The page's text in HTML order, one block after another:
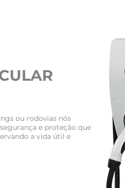
ou rodovias nós
e proteção que
a vida útil e